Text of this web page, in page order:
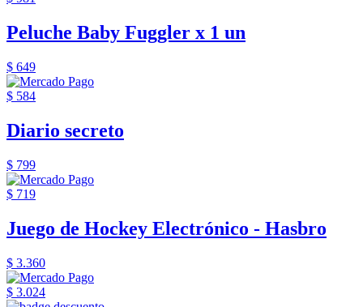
Peluche Baby Fuggler x 1 un
$ 649
$ 584
Diario secreto
$ 799
$ 719
Juego de Hockey Electrónico - Hasbro
$ 3.360
$ 3.024